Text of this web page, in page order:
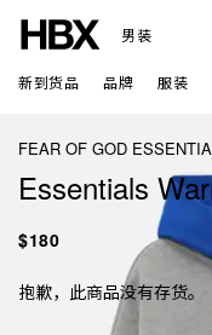
男装
新到货品 品牌 服装
FEAR OF GOD
Essentials
$180
抱歉，此商品没有存货。